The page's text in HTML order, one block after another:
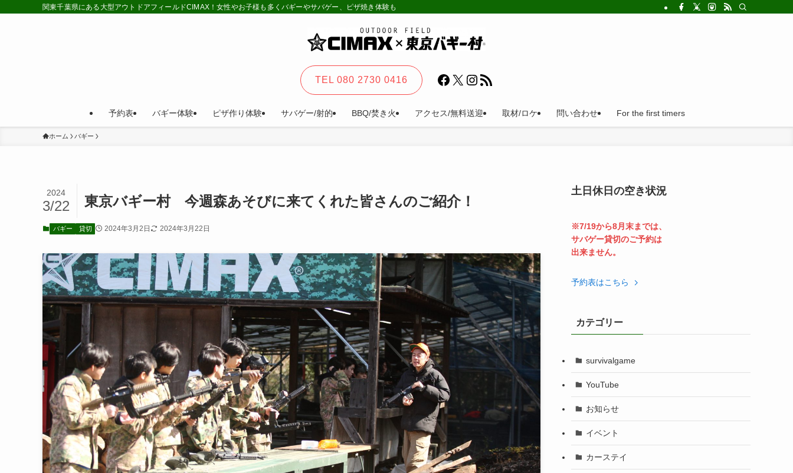
関東千葉県にある大型アウトドアフィールドCIMAX！女性やお子様も多くバギーやサバゲー、ピザ焼き体験も。カーステイ、キャンプ等一日楽しめる!法人の福利厚生利用にとても便利。
予約表 バギー体験 ピザ作り体験 サバゲー/射的 BBQ/焚き火 アクセス/無料送迎 取材/ロケ 問い合わせ For the first timers
TEL 080 2730 0416 Facebook
X Instagram
RSS フィード
ホーム バギー
東京バギー村 今週森あそびに来てくれた皆さんのご紹介！
2024
3/22
バギー 貸切 2024年3月2日 2024年3月22日
土日休日の空き状況
※7/19から8月末までは、
サバゲー貸切のご予約は
出来ません。
予約表はこちら
カテゴリー
survivalgame
YouTube
お知らせ
イベント
カーステイ